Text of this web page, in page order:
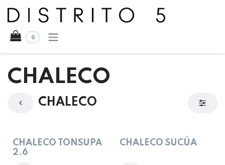
Ir al contenido
0
CHALECO
CHALECO
¡Nuevo!
CHALECO TONSUPA
2.6
Oferta
CHALECO SUCÚA